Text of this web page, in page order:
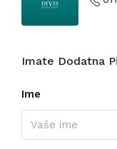
Imate Dodatna
Ime